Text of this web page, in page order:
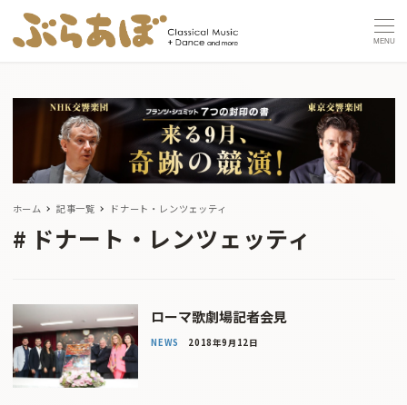
MENU
ホーム 記事一覧 ドナート・レンツェッティ
ドナート・レンツェッティ
ローマ歌劇場記者会見
NEWS 2018年9月12日